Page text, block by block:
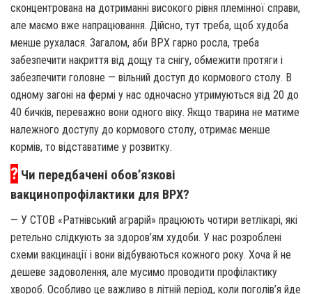
сконцентрована на дотриманні високого рівня племінної справи,
але маємо вже напрацювання. Дійсно, тут треба, щоб худоба
менше рухалася. Загалом, аби ВРХ гарно росла, треба
забезпечити накриття від дощу та снігу, обмежити протяги і
забезпечити головне — вільний доступ до кормового столу. В
одному загоні на фермі у нас одночасно утримуються від 20 до
40 бичків, переважно вони одного віку. Якщо тварина не матиме
належного доступу до кормового столу, отримає менше
кормів, то відставатиме у розвитку.
? Чи передбачені обов’яз­кові
вакцинопрофілактики для ВРХ?
— У СТОВ «Ратнівський аграрій» працюють чотири ветлікарі, які
ретельно слідкують за здоров’ям худоби. У нас розроблені
схеми вакцинації і вони відбуваються кожного року. Хоча й не
дешеве задоволення, але мусимо проводити профілактику
хвороб. Особливо це важливо в літній період, коли поголів’я йде